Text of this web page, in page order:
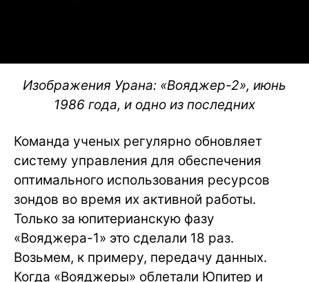
Изображения Урана: «Вояджер-2», июнь
1986 года, и одно из последних
Команда ученых регулярно обновляет
систему управления для обеспечения
оптимального использования ресурсов
зондов во время их активной работы.
Только за юпитерианскую фазу
«Вояджера-1» это сделали 18 раз.
Возьмем, к примеру, передачу данных.
Когда «Вояджеры» облетали Юпитер и